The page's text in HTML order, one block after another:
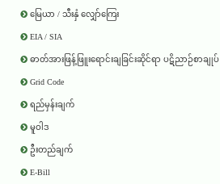
မြေယာ / သီးနှံ လျှော်ကြေး
EIA / SIA
ဓာတ်အားဖြန့်ဖြူးရောင်းချခြင်းဆိုင်ရာ ပဋိညာဉ်စာချုပ်
Grid Code
ရည်မှန်းချက်
မူဝါဒ
ဦးတည်ချက်
E-Bill